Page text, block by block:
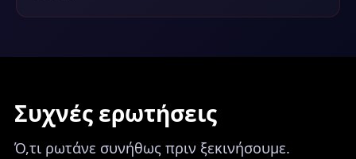
Συχνές ερωτήσεις
Ό,τι ρωτάνε συνήθως πριν ξεκινήσουμε.